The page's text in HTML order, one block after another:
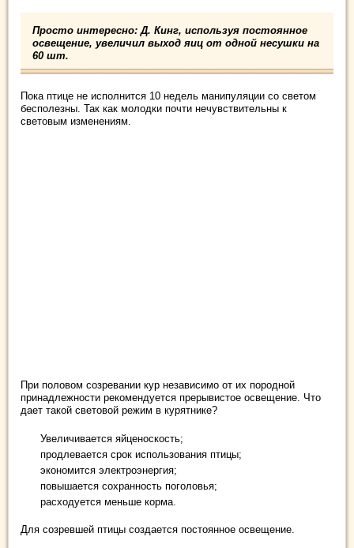
Просто интересно: Д. Кинг, используя постоянное
освещение, увеличил выход яиц от одной несушки на
60 шт.
Пока птице не исполнится 10 недель манипуляции со светом
бесполезны. Так как молодки почти нечувствительны к
световым изменениям.
При половом созревании кур независимо от их породной
принадлежности рекомендуется прерывистое освещение. Что
дает такой световой режим в курятнике?
Увеличивается яйценоскость;
продлевается срок использования птицы;
экономится электроэнергия;
повышается сохранность поголовья;
расходуется меньше корма.
Для созревшей птицы создается постоянное освещение.